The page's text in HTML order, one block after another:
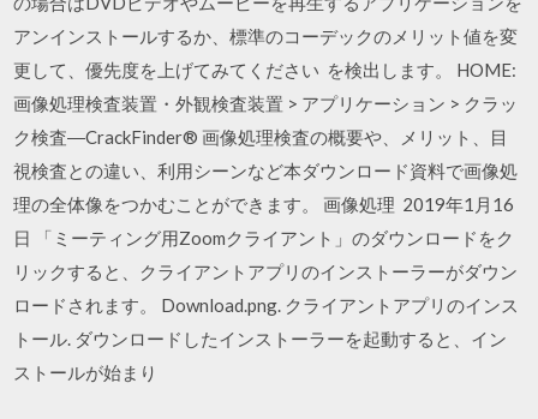
アンインストールするか、標準のコーデックのメリット値を変
更して、優先度を上げてみてください を検出します。 HOME:
画像処理検査装置・外観検査装置 > アプリケーション > クラッ
ク検査―CrackFinder® 画像処理検査の概要や、メリット、目
視検査との違い、利用シーンなど本ダウンロード資料で画像処
理の全体像をつかむことができます。 画像処理 2019年1月16
日 「ミーティング用Zoomクライアント」のダウンロードをク
リックすると、クライアントアプリのインストーラーがダウン
ロードされます。 Download.png. クライアントアプリのインス
トール. ダウンロードしたインストーラーを起動すると、イン
ストールが始まり